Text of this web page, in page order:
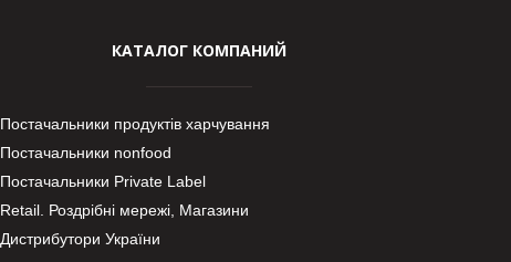
КАТАЛОГ КОМПАНИЙ
Постачальники продуктів харчування
Постачальники nonfood
Постачальники Private Label
Retail. Роздрібні мережі, Магазини
Дистрибутори України